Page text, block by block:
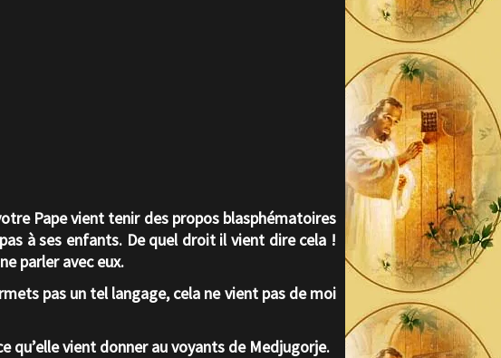
Pape vient tenir des propos blasphématoires
à ses enfants. De quel droit il vient dire cela !
parler avec eux.
pas un tel langage, cela ne vient pas de moi
qu’elle vient donner au voyants de Medjugorje.